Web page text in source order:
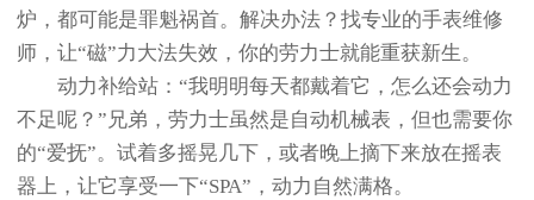
炉，都可能是罪魁祸首。解决办法？找专业的手表维修
师，让“磁”力大法失效，你的劳力士就能重获新生。
动力补给站：“我明明每天都戴着它，怎么还会动力
不足呢？”兄弟，劳力士虽然是自动机械表，但也需要你
的“爱抚”。试着多摇晃几下，或者晚上摘下来放在摇表
器上，让它享受一下“SPA”，动力自然满格。